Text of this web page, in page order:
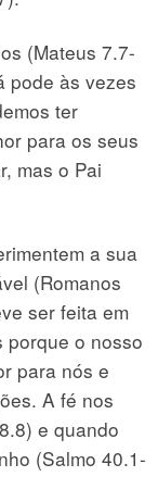
(Mateus 7.7-
pode às vezes
ter
para os seus
mas o Pai
a sua
(Romanos
ser feita em
porque o nosso
para nós e
A fé nos
e quando
(Salmo 40.1-